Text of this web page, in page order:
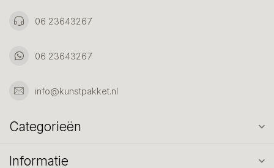
06 23643267
06 23643267
info@kunstpakket.nl
Categorieën
Informatie